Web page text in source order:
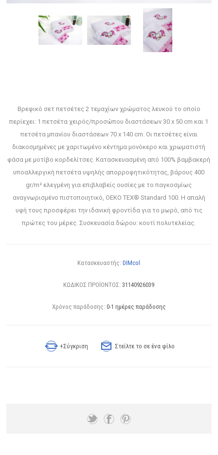
Βρεφικό σετ πετσέτες 2 τεμαχίων χρώματος λευκού το οποίο
περίεχει: 1 πετσέτα χειρός/προσώπου διαστάσεων 30 x 50 cm και 1
πετσέτα μπανίου διαστάσεων 70 x 140 cm. Οι πετσέτες είναι
διακοσμημένες με χαριτωμένο κέντημα μονόκερο και χρωματιστή
φάσα με μοτίβο κορδελίτσες. Κατασκευασμένη από 100% βαμβακερή
υποαλλεργική πετσέτα υψηλής απορροφητικότητας, βάρους 400
gr/m² ελεγμένη για επιβλαβείς ουσίες με το παγκοσμίως
αναγνωρισμένο πιστοποιητικό, OEKO TEX® Standard 100. Η απαλή
υφή τους προσφέρει την ιδανική φροντίδα για το μωρό, από τις
πρώτες του μέρες. Συσκευασία δώρου: κουτί πολυτελείας.
Κατασκευαστής: DIMcol
ΚΩΔΙΚΟΣ ΠΡΟΪΟΝΤΟΣ: 31140926039
Χρόνος παράδοσης: 0-1 ημέρες παράδοσης
+Σύγκριση Στείλτε το σε ένα φίλο